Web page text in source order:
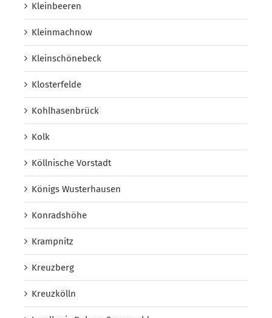
Kleinbeeren
Kleinmachnow
Kleinschönebeck
Klosterfelde
Kohlhasenbrück
Kolk
Köllnische Vorstadt
Königs Wusterhausen
Konradshöhe
Krampnitz
Kreuzberg
Kreuzkölln